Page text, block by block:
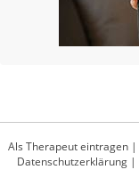
Als Therapeut eintragen |
Datenschutzerklärung|